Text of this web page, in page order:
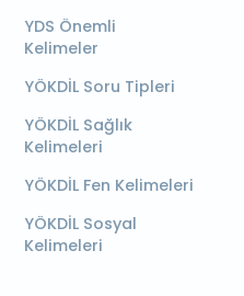
YDS Önemli
Kelimeler
YÖKDİL Soru Tipleri
YÖKDİL Sağlık
Kelimeleri
YÖKDİL Fen Kelimeleri
YÖKDİL Sosyal
Kelimeleri